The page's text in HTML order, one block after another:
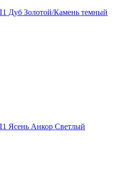
Дуб Золотой/Камень темный
Ясень Анкор Светлый